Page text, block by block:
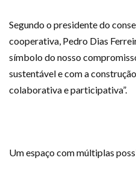
Segundo o presidente do
cooperativa, Pedro Dias
símbolo do nosso
sustentável e com a
colaborativa e participativa”.
Um espaço com múltiplas